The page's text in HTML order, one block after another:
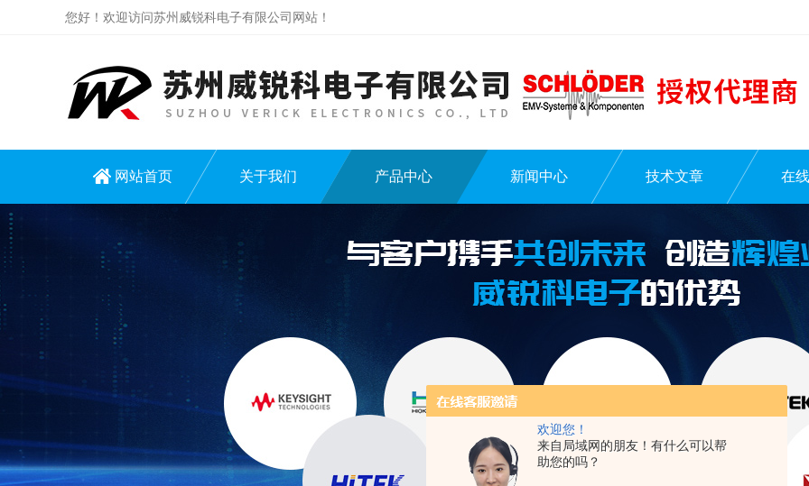
欢迎您！
来自局域网的朋友！有什么可以帮
助您的吗？
您好！欢迎访问苏州威锐科电子有限公司网站！
网站首页 关于我们 产品中心 新闻中心 技术文章 在